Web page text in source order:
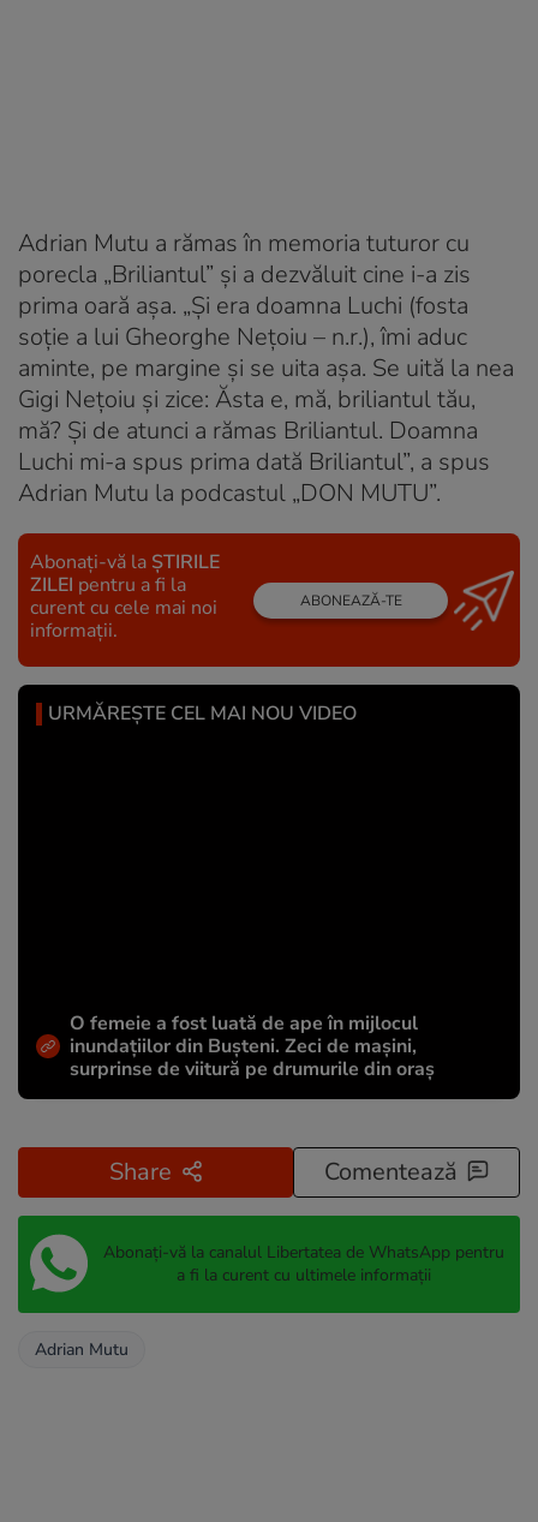
Adrian Mutu a rămas în memoria tuturor cu
porecla „Briliantul” și a dezvăluit cine i-a zis
prima oară așa. „Și era doamna Luchi (fosta
soție a lui Gheorghe Nețoiu – n.r.), îmi aduc
aminte, pe margine și se uita așa. Se uită la nea
Gigi Nețoiu și zice: Ăsta e, mă, briliantul tău,
mă? Și de atunci a rămas Briliantul. Doamna
Luchi mi-a spus prima dată Briliantul”, a spus
Adrian Mutu la podcastul „DON MUTU”.
Abonați-vă la ȘTIRILE
ZILEI pentru a fi la
curent cu cele mai noi
informații.
ABONEAZĂ-TE
URMĂREȘTE CEL MAI NOU VIDEO
O femeie a fost luată de ape în mijlocul
inundațiilor din Bușteni. Zeci de mașini,
surprinse de viitură pe drumurile din oraș
Share Comentează
Abonați-vă la canalul Libertatea de WhatsApp pentru
a fi la curent cu ultimele informații
Adrian Mutu